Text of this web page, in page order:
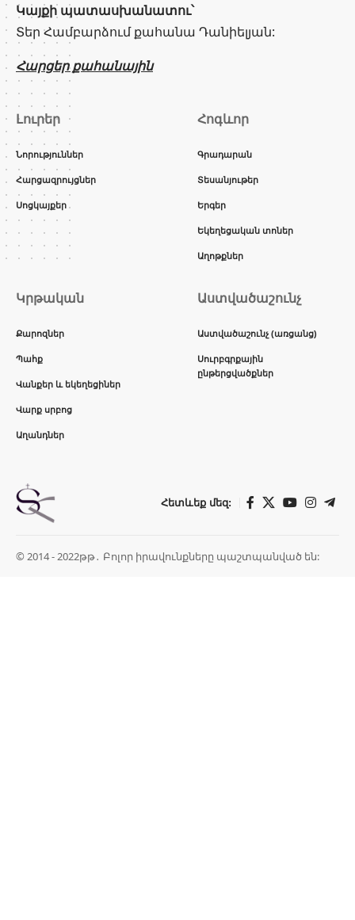
Կայքի պատասխանատու՝
Տեր Համբարձում քահանա Դանիելյան:
Հարցեր քահանային
Լուրեր
Նորություններ
Հարցազրույցներ
Սոցկայքեր
Հոգևոր
Գրադարան
Տեսանյութեր
Երգեր
Եկեղեցական տոներ
Աղոթքներ
Կրթական
Քարոզներ
Պահք
Վանքեր և եկեղեցիներ
Վարք սրբոց
Աղանդներ
Աստվածաշունչ
Աստվածաշունչ (առցանց)
Սուրբգրքային
ընթերցվածքներ
Հետևեք մեզ:
© 2014 - 2022թթ․ Բոլոր իրավունքները պաշտպանված են: